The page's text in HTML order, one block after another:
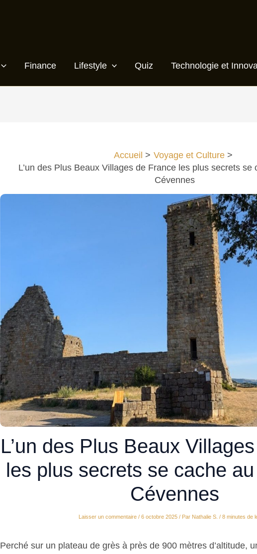
Finance Lifestyle Quiz Technologie et
Accueil
Voyage et Culture
L’un des Plus Beaux Villages de France les plus secrets
Cévennes
L’un des Plus Beaux
les plus secrets se cache
Cévennes
Laisser un commentaire / 6 octobre 2025 / Par Nathalie S. / 8 minutes de
Perché sur un plateau de grès à près de 900 mètres d’altitude,